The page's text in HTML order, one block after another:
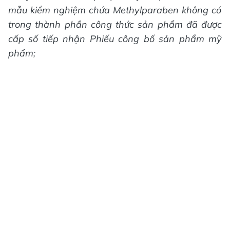
mẫu kiểm nghiệm chứa Methylparaben không có
trong thành phần công thức sản phẩm đã được
cấp số tiếp nhận Phiếu công bố sản phẩm mỹ
phẩm;